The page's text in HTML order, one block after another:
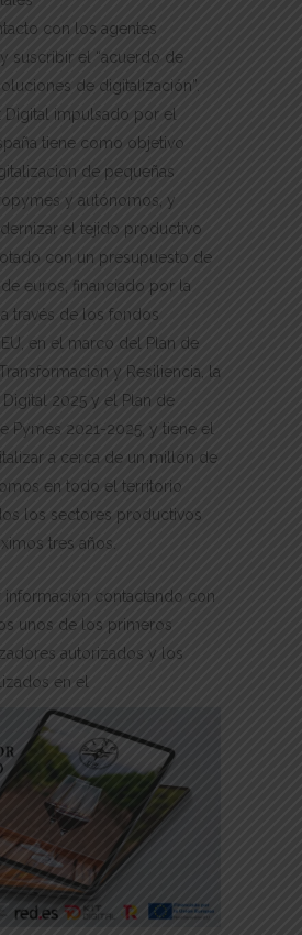
con los agentes
suscribir el “acuerdo de
de digitalización”.
Digital impulsado por el
tiene como objetivo
de pequeñas
y autónomos, y
el tejido productivo
con un presupuesto de
euros, financiado por la
través de los fondos
en el marco del Plan de
y Resiliencia, la
Digital 2025 y el Plan de
Pymes 2021-2025, y tiene el
a cerca de un millón de
en todo el territorio
los sectores productivos
tres años.
información contactando con
unos de los primeros
autorizados y los
en el